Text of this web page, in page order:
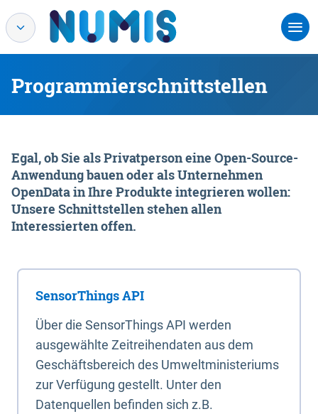
Programmierschnittstellen
Egal, ob Sie als Privatperson eine Open-Source-
Anwendung bauen oder als Unternehmen
OpenData in Ihre Produkte integrieren wollen:
Unsere Schnittstellen stehen allen
Interessierten offen.
SensorThings API
Über die SensorThings API werden
ausgewählte Zeitreihendaten aus dem
Geschäftsbereich des Umweltministeriums
zur Verfügung gestellt. Unter den
Datenquellen befinden sich z.B.